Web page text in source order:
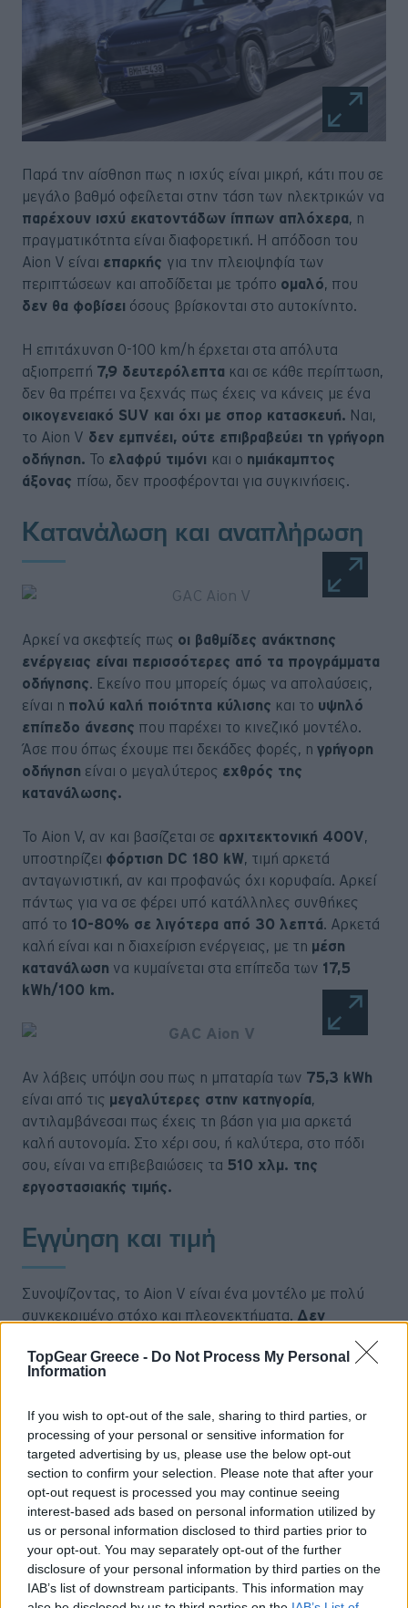
TopGear Greece - Do Not Process My Personal
Information
If you wish to opt-out of the sale, sharing to third parties, or
processing of your personal or sensitive information for
targeted advertising by us, please use the below opt-out
section to confirm your selection. Please note that after your
opt-out request is processed you may continue seeing
interest-based ads based on personal information utilized by
us or personal information disclosed to third parties prior to
your opt-out. You may separately opt-out of the further
disclosure of your personal information by third parties on the
IAB’s list of downstream participants. This information may
Παρά την αίσθηση πως η ισχύς είναι μικρή, κάτι που σε
μεγάλο βαθμό οφείλεται στην τάση των ηλεκτρικών να
παρέχουν ισχύ εκατοντάδων ίππων απλόχερα, η
πραγματικότητα είναι διαφορετική. Η απόδοση του
Aion V είναι επαρκής για την πλειοψηφία των
περιπτώσεων και αποδίδεται με τρόπο ομαλό, που
δεν θα φοβίσει όσους βρίσκονται στο αυτοκίνητο.
Η επιτάχυνση 0-100 km/h έρχεται στα απόλυτα
αξιοπρεπή 7,9 δευτερόλεπτα και σε κάθε περίπτωση,
δεν θα πρέπει να ξεχνάς πως έχεις να κάνεις με ένα
οικογενειακό SUV και όχι με σπορ κατασκευή. Ναι,
το Aion V δεν εμπνέει, ούτε επιβραβεύει τη γρήγορη
οδήγηση. Το ελαφρύ τιμόνι και ο ημιάκαμπτος
άξονας πίσω, δεν προσφέρονται για συγκινήσεις.
Κατανάλωση και αναπλήρωση
Αρκεί να σκεφτείς πως οι βαθμίδες ανάκτησης
ενέργειας είναι περισσότερες από τα προγράμματα
οδήγησης. Εκείνο που μπορείς όμως να απολαύσεις,
είναι η πολύ καλή ποιότητα κύλισης και το υψηλό
επίπεδο άνεσης που παρέχει το κινεζικό μοντέλο.
Άσε που όπως έχουμε πει δεκάδες φορές, η γρήγορη
οδήγηση είναι ο μεγαλύτερος εχθρός της
κατανάλωσης.
Το Aion V, αν και βασίζεται σε αρχιτεκτονική 400V,
υποστηρίζει φόρτιση DC 180 kW, τιμή αρκετά
ανταγωνιστική, αν και προφανώς όχι κορυφαία. Αρκεί
πάντως για να σε φέρει υπό κατάλληλες συνθήκες
από το 10-80% σε λιγότερα από 30 λεπτά. Αρκετά
καλή είναι και η διαχείριση ενέργειας, με τη μέση
κατανάλωση να κυμαίνεται στα επίπεδα των 17,5
kWh/100 km.
Αν λάβεις υπόψη σου πως η μπαταρία των 75,3 kWh
είναι από τις μεγαλύτερες στην κατηγορία,
αντιλαμβάνεσαι πως έχεις τη βάση για μια αρκετά
καλή αυτονομία. Στο χέρι σου, ή καλύτερα, στο πόδι
σου, είναι να επιβεβαιώσεις τα 510 χλμ. της
εργοστασιακής τιμής.
Εγγύηση και τιμή
Συνοψίζοντας, το Aion V είναι ένα μοντέλο με πολύ
συγκεκριμένο στόχο και πλεονεκτήματα. Δεν
φιλοδοξεί να κλέψει καρδιές με την εμφάνισή του,
ούτε να αποτελέσει επιλογή για τον ενθουσιώδη
οδηγό. Ποντάρει στους
εξοπλισμό,δίνονταςbonus μιαξεκούραστη και
απροβλημάτιστη συμπεριφορά
στο δρόμο.